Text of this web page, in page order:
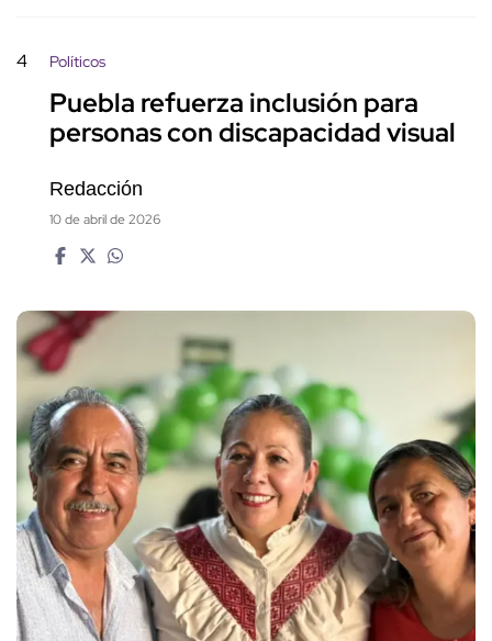
4 Políticos
Puebla refuerza inclusión para
personas con discapacidad visual
Redacción
10 de abril de 2026